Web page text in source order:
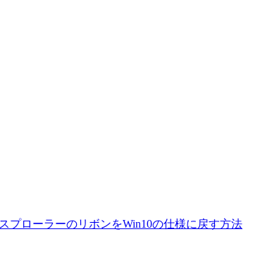
スプローラーのリボンをWin10の仕様に戻す方法